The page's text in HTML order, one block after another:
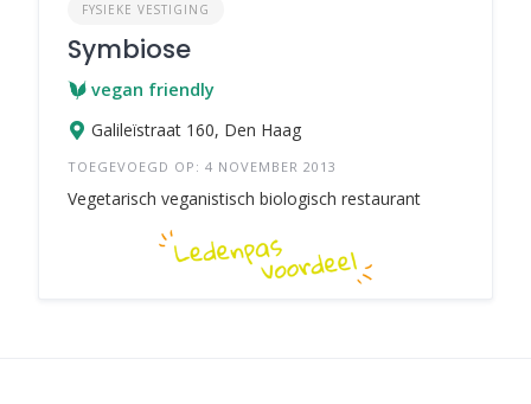
FYSIEKE VESTIGING
Symbiose
vegan friendly
Galileïstraat 160, Den Haag
TOEGEVOEGD OP: 4 NOVEMBER 2013
Vegetarisch veganistisch biologisch restaurant